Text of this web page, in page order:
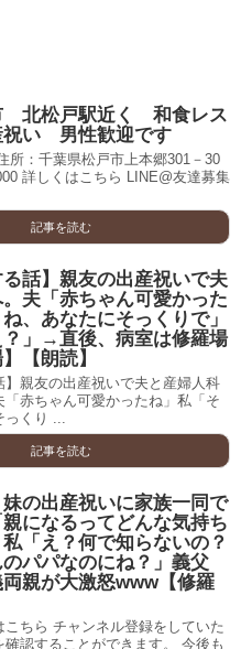
北松戸駅近く 和食レス
い 男性歓迎です
所：千葉県松戸市上本郷301－30
詳しくはこちら LINE@友達募集
記事を読む
る話】親友の出産祝いで夫
夫「赤ちゃん可愛かった
、あなたにそっくりで」
？」→直後、病室は修羅場
【朗読】
】親友の出産祝いで夫と産婦人科
「赤ちゃん可愛かったね」私「そ
くり ...
記事を読む
妹の出産祝いに家族一同で
になるってどんな気持ち
「え？何で知らないの？
パパなのにね？」義父
親が大激怒www【修羅
こちら チャンネル登録をしていた
確認することができます。 今後も